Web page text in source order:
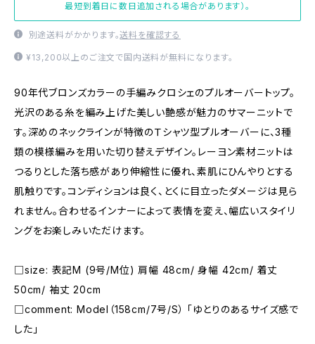
最短到着日に数日追加される場合があります）。
別途送料がかかります。送料を確認する
¥13,200以上のご注文で国内送料が無料になります。
90年代ブロンズカラーの手編みクロシェのプルオーバートップ。
光沢のある糸を編み上げた美しい艶感が魅力のサマーニットで
す。深めのネックラインが特徴のＴシャツ型プルオーバーに、3種
類の模様編みを用いた切り替えデザイン。レーヨン素材ニットは
つるりとした落ち感があり伸縮性に優れ、素肌にひんやりとする
肌触りです。コンディションは良く、とくに目立ったダメージは見ら
れません。合わせるインナーによって表情を変え、幅広いスタイリ
ングをお楽しみいただけます。
□size: 表記M (9号/M位) 肩幅 48cm/ 身幅 42cm/ 着丈
50cm/ 袖丈 20cm
□comment: Model（158cm/7号/S） 「ゆとりのあるサイズ感で
した」